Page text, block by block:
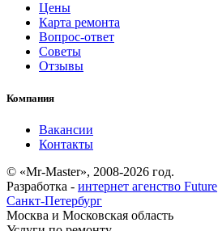
Цены
Карта ремонта
Вопрос-ответ
Советы
Отзывы
Компания
Вакансии
Контакты
© «Mr-Master», 2008-2026 год.
Разработка - интернет агенство Future
Санкт-Петербург
Москва и Московская область